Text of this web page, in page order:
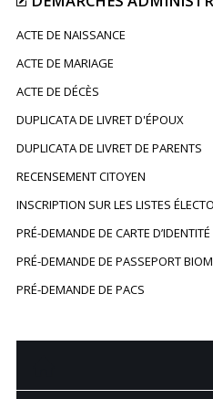
ACTE DE NAISSANCE
ACTE DE MARIAGE
ACTE DE DÉCÈS
DUPLICATA DE LIVRET D'ÉPOUX
DUPLICATA DE LIVRET DE PARENTS
RECENSEMENT CITOYEN
INSCRIPTION SUR LES LISTES
PRÉ-DEMANDE DE CARTE D’IDENTITÉ
PRÉ-DEMANDE DE PASSEPORT
PRÉ-DEMANDE DE PACS